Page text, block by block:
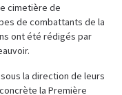
cimetière de
de combattants de la
ont été rédigés par
la direction de leurs
la Première